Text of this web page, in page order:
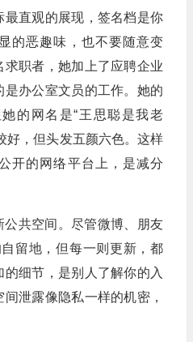
直观的展现，签名档是你
的恶趣味，也不要随意变
职者，她加上了应聘企业
办公室文员的工作。她的
的网名是“王思聪是我老
好，但头发五颜六色。这样
开的网络平台上，是减分
公共空间。尽管微博、朋友
留地，但每一则更新，都
细节，是别人了解你的入
泄露像隐私一样的机密，